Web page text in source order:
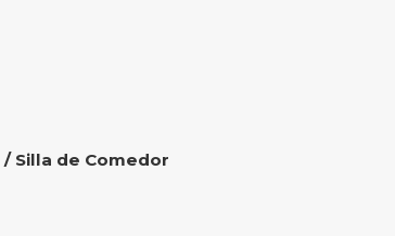
/ Silla de Comedor